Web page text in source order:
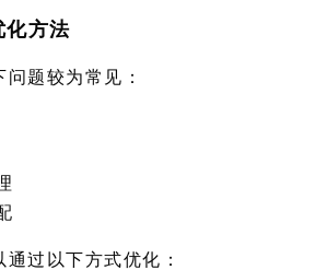
化方法
题较为常见：
过以下方式优化：